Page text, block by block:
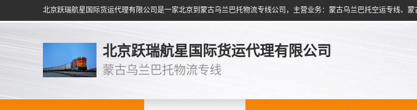
北京跃瑞航星国际货运代理有限公司
蒙古乌兰巴托物流专线